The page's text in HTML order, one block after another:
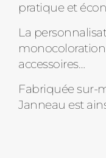
pratique et
La
accessoires…
Fabriquée sur-
Janneau est